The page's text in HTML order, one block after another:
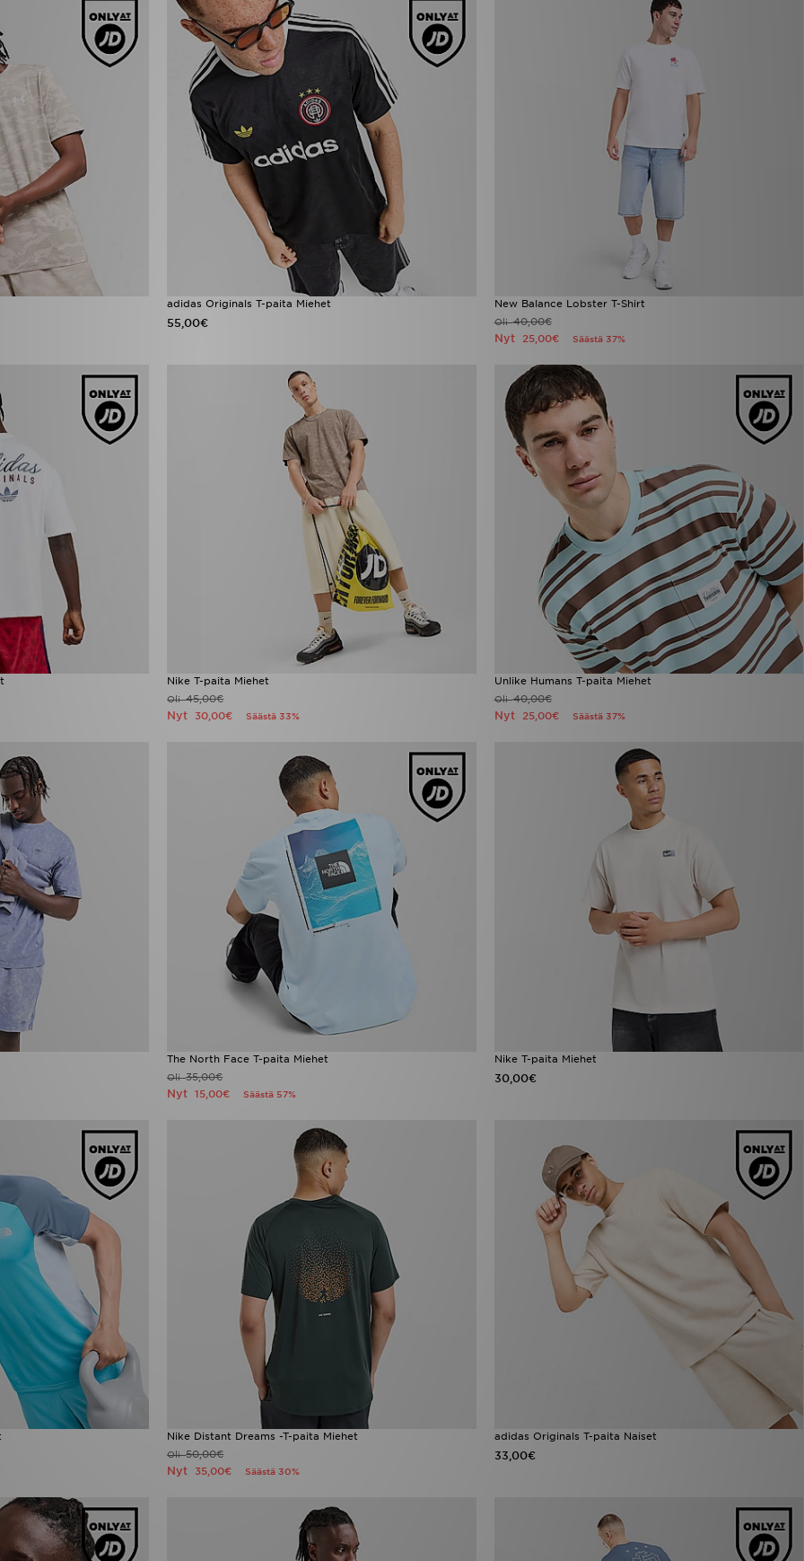
adidas Originals T-paita Miehet
55,00€
New Balance Lobster T-Shirt
Oli40,00€
Nyt 25,00€ Säästä 37%
Nike T-paita Miehet
Oli45,00€
Nyt 30,00€ Säästä 33%
Unlike Humans T-paita Miehet
Oli40,00€
Nyt 25,00€ Säästä 37%
The North Face T-paita Miehet
Oli35,00€
Nyt15,00€ Säästä 57%
Nike T-paita Miehet
30,00€
Nike Distant Dreams -T-paita Miehet
Oli50,00€
Nyt 35,00€ Säästä 30%
adidas Originals T-paita Naiset
33,00€